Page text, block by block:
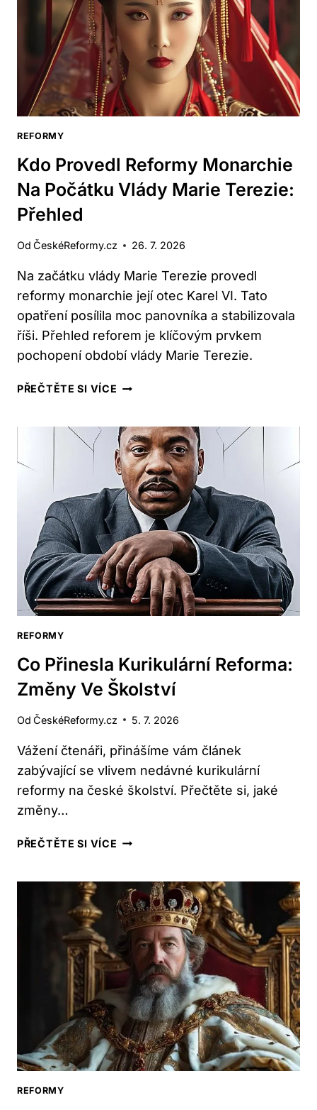
REFORMY
Kdo Provedl Reformy Monarchie
Na Počátku Vlády Marie Terezie:
Přehled
Od ČeskéReformy.cz 26. 7. 2026
Na začátku vlády Marie Terezie provedl
reformy monarchie její otec Karel VI. Tato
opatření posílila moc panovníka a stabilizovala
říši. Přehled reforem je klíčovým prvkem
pochopení období vlády Marie Terezie.
PŘEČTĚTE SI VÍCE KDO
MONARCHIE
NA
POČÁTKU
VLÁDY
MARIE
TEREZIE:
PŘEHLED
REFORMY
Co Přinesla Kurikulární Reforma:
Změny Ve Školství
Od ČeskéReformy.cz 5. 7. 2026
Vážení čtenáři, přinášíme vám článek
zabývající se vlivem nedávné kurikulární
reformy na české školství. Přečtěte si, jaké
změny…
PŘEČTĚTE SI VÍCE CO
REFORMA:
ZMĚNY
VE
ŠKOLSTVÍ
REFORMY